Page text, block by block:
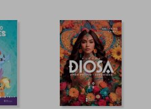
$ 38.81 45%
dcto.